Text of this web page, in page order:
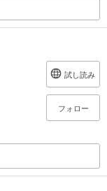
試し読み
フォロー